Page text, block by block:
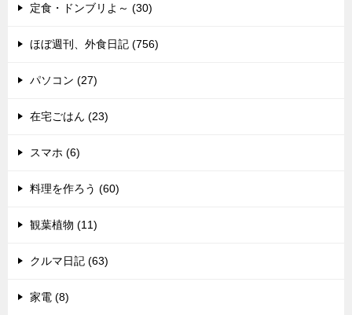
定食・ドンブリよ～ (30)
ほぼ週刊、外食日記 (756)
パソコン (27)
在宅ごはん (23)
スマホ (6)
料理を作ろう (60)
観葉植物 (11)
クルマ日記 (63)
家電 (8)